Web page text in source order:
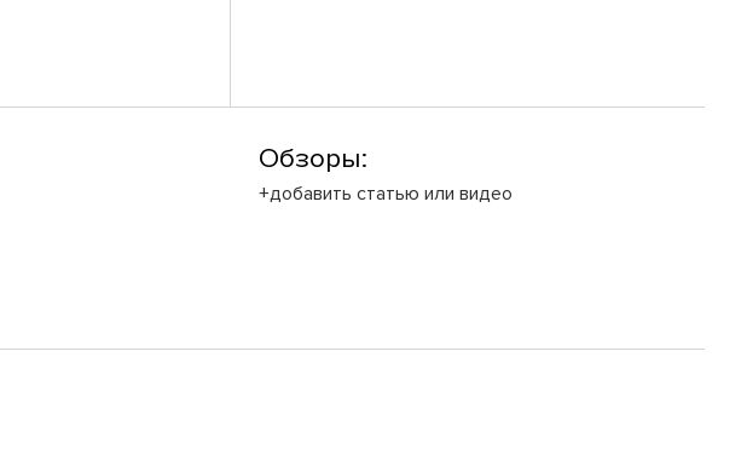
Обзоры:
+добавить статью или видео